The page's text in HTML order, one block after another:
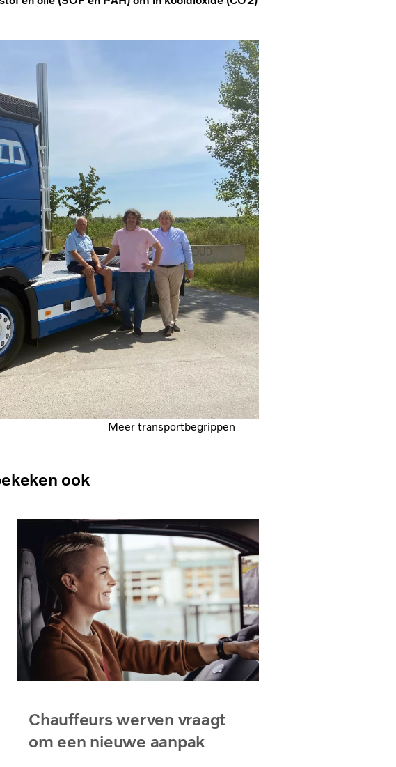
Meer transportbegrippen
ook
Chauffeurs werven vraagt
om een nieuwe aanpak